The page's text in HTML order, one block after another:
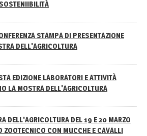
STAMPA DI PRESENTAZIONE
DELL'AGRICOLTURA
EDIZIONE LABORATORI E ATTIVITÀ
LA MOSTRA DELL'AGRICOLTURA
DELL'AGRICOLTURA DEL 19 E 20 MARZO
ZOOTECNICO CON MUCCHE E CAVALLI